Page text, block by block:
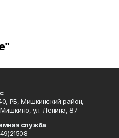
РБ, Мишкинский район,
ул. Ленина, 87
служба